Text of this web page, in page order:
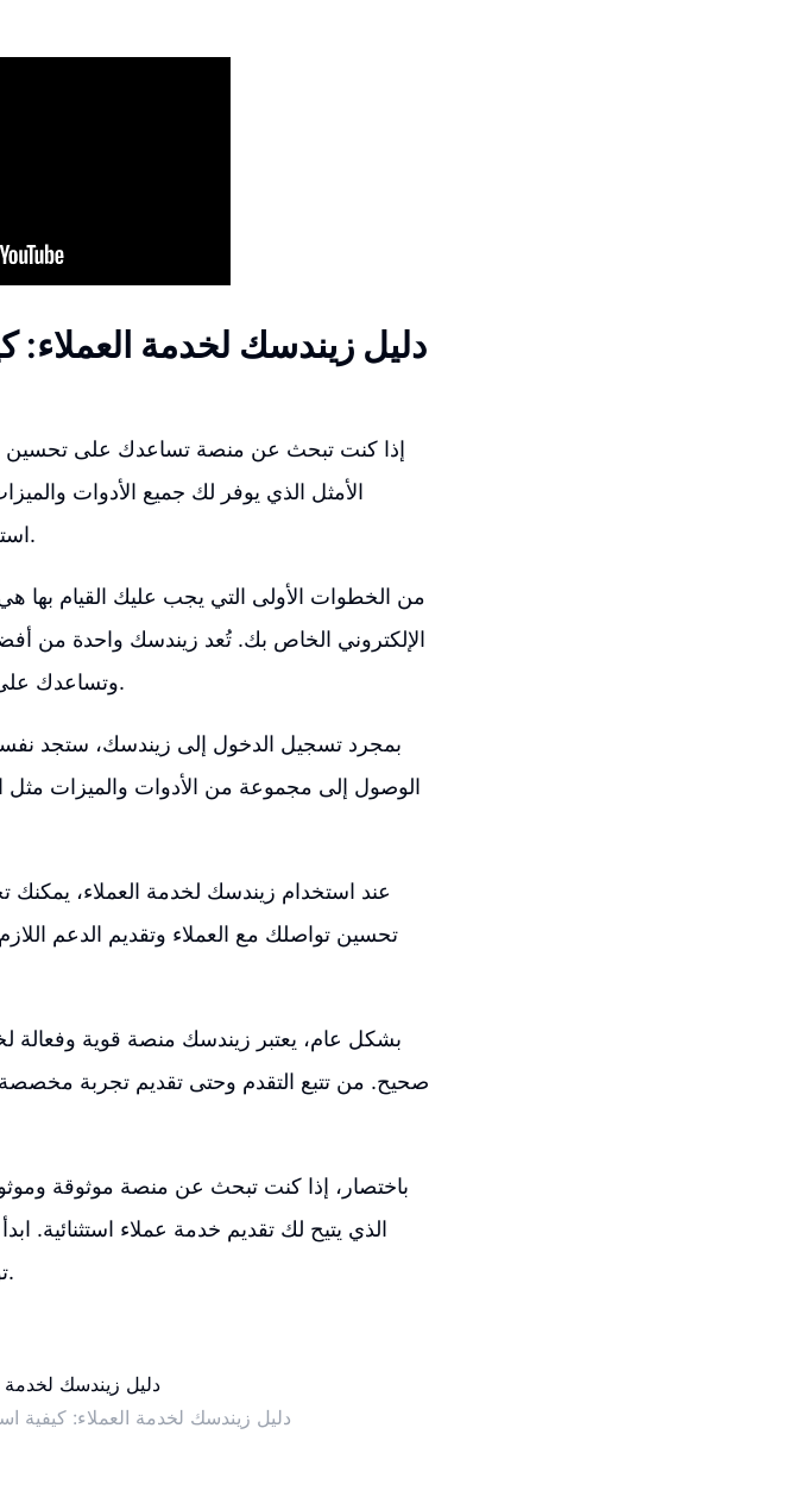
دليل زيندسك لخدمة
إذا كنت تبحث عن منصة تساعدك على تحسين
الأمثل الذي يوفر لك جميع الأدوات
استخدام زيندسك لتقديم خدمة عملاء متميزة وفعالة.
من الخطوات الأولى التي يجب عليك القيام بها
الإلكتروني الخاص بك. تُعد زيندسك واحدة من
وتساعدك على تتبع تقدمك وتخصيص تجربة العملاء الخاصة بك.
بمجرد تسجيل الدخول إلى زيندسك، ستجد
الوصول إلى مجموعة من الأدوات والميزات مثل
عند استخدام زيندسك لخدمة العملاء،
تحسين تواصلك مع العملاء وتقديم الدعم
بشكل عام، يعتبر زيندسك منصة قوية وفعالة
صحيح. من تتبع التقدم وحتى تقديم تجربة
باختصار، إذا كنت تبحث عن منصة موثوقة
الذي يتيح لك تقديم خدمة عملاء
توفره لتحقيق أقصى استفادة من خدمتك لعملائك.
دليل زيندسك لخدمة العملاء: كيفية